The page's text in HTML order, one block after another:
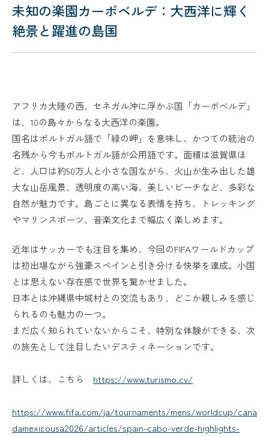
未知の楽園カーボベルデ：大西洋に輝く
絶景と躍進の島国
アフリカ大陸の西、セネガル沖に浮かぶ国「カーボベルデ」
は、10の島々からなる大西洋の楽園。
国名はポルトガル語で「緑の岬」を意味し、かつての統治の
名残から今もポルトガル語が公用語です。面積は滋賀県ほ
ど、人口は約50万人と小さな国ながら、火山が生み出した雄
大な山岳風景、透明度の高い海、美しいビーチなど、多彩な
自然が魅力です。島ごとに異なる表情を持ち、トレッキング
やマリンスポーツ、音楽文化まで幅広く楽しめます。
近年はサッカーでも注目を集め、今回のFIFAワールドカップ
は初出場ながら強豪スペインと引き分ける快挙を達成。小国
とは思えない存在感で世界を驚かせました。
日本とは沖縄県中城村との交流もあり、どこか親しみを感じ
られるのも魅力の一つ。
まだ広く知られていないからこそ、特別な体験ができる、次
の旅先として注目したいデスティネーションです。
詳しくは、こちら https://www.turismo.cv/
https://www.fifa.com/ja/tournaments/mens/worldcup/cana
damexicousa2026/articles/spain-cabo-verde-highlights-